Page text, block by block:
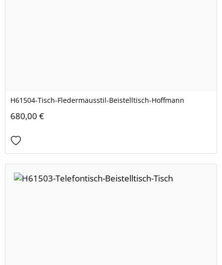
H61504-Tisch-Fledermausstil-Beistelltisch-Hoffmann
680,00 €